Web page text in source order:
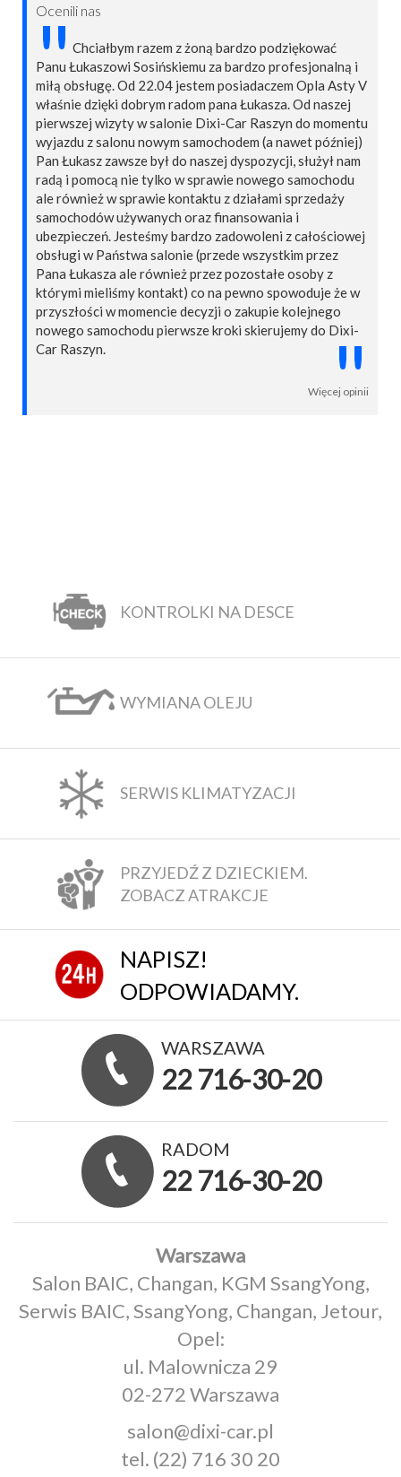
Ocenili nas
"Chciałbym razem z żoną bardzo podziękować
Panu Łukaszowi Sosińskiemu za bardzo profesjonalną i
miłą obsługę. Od 22.04 jestem posiadaczem Opla Asty V
właśnie dzięki dobrym radom pana Łukasza. Od naszej
pierwszej wizyty w salonie Dixi-Car Raszyn do momentu
wyjazdu z salonu nowym samochodem (a nawet później)
Pan Łukasz zawsze był do naszej dyspozycji, służył nam
radą i pomocą nie tylko w sprawie nowego samochodu
ale również w sprawie kontaktu z działami sprzedaży
samochodów używanych oraz finansowania i
ubezpieczeń. Jesteśmy bardzo zadowoleni z całościowej
obsługi w Państwa salonie (przede wszystkim przez
Pana Łukasza ale również przez pozostałe osoby z
którymi mieliśmy kontakt) co na pewno spowoduje że w
przyszłości w momencie decyzji o zakupie kolejnego
nowego samochodu pierwsze kroki skierujemy do Dixi-
Car Raszyn.
"
Więcej opinii
KONTROLKI NA DESCE
WYMIANA OLEJU
SERWIS KLIMATYZACJI
PRZYJEDŹ Z DZIECKIEM.
ZOBACZ ATRAKCJE
NAPISZ!
ODPOWIADAMY.
WARSZAWA
22 716-30-20
RADOM
22 716-30-20
Warszawa
Salon BAIC, Changan, KGM SsangYong,
Serwis BAIC, SsangYong, Changan, Jetour,
Opel:
ul. Malownicza 29
02-272 Warszawa
salon@dixi-car.pl
tel. (22) 716 30 20